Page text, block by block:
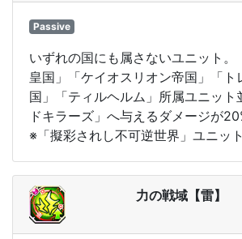
Passive
いずれの国にも属さないユニット。
皇国」「ケイオスリオン帝国」「ト
国」「ティルヘルム」所属ユニット
ドキラーズ」へ与えるダメージが
※「擬彩されし不可逆世界」ユニッ
力の戦域【雷】